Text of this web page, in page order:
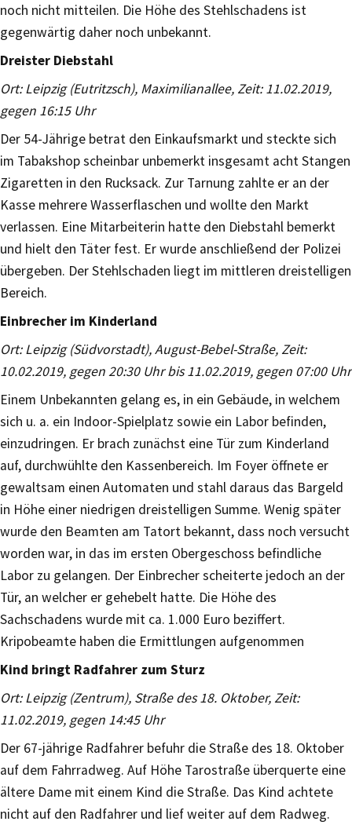
noch nicht mitteilen. Die Höhe des Stehlschadens ist
gegenwärtig daher noch unbekannt.
Dreister Diebstahl
Ort: Leipzig (Eutritzsch), Maximilianallee, Zeit: 11.02.2019,
gegen 16:15 Uhr
Der 54-Jährige betrat den Einkaufsmarkt und steckte sich
im Tabakshop scheinbar unbemerkt insgesamt acht Stangen
Zigaretten in den Rucksack. Zur Tarnung zahlte er an der
Kasse mehrere Wasserflaschen und wollte den Markt
verlassen. Eine Mitarbeiterin hatte den Diebstahl bemerkt
und hielt den Täter fest. Er wurde anschließend der Polizei
übergeben. Der Stehlschaden liegt im mittleren dreistelligen
Bereich.
Einbrecher im Kinderland
Ort: Leipzig (Südvorstadt), August-Bebel-Straße, Zeit:
10.02.2019, gegen 20:30 Uhr bis 11.02.2019, gegen 07:00 Uhr
Einem Unbekannten gelang es, in ein Gebäude, in welchem
sich u. a. ein Indoor-Spielplatz sowie ein Labor befinden,
einzudringen. Er brach zunächst eine Tür zum Kinderland
auf, durchwühlte den Kassenbereich. Im Foyer öffnete er
gewaltsam einen Automaten und stahl daraus das Bargeld
in Höhe einer niedrigen dreistelligen Summe. Wenig später
wurde den Beamten am Tatort bekannt, dass noch versucht
worden war, in das im ersten Obergeschoss befindliche
Labor zu gelangen. Der Einbrecher scheiterte jedoch an der
Tür, an welcher er gehebelt hatte. Die Höhe des
Sachschadens wurde mit ca. 1.000 Euro beziffert.
Kripobeamte haben die Ermittlungen aufgenommen
Kind bringt Radfahrer zum Sturz
Ort: Leipzig (Zentrum), Straße des 18. Oktober, Zeit:
11.02.2019, gegen 14:45 Uhr
Der 67-jährige Radfahrer befuhr die Straße des 18. Oktober
auf dem Fahrradweg. Auf Höhe Tarostraße überquerte eine
ältere Dame mit einem Kind die Straße. Das Kind achtete
nicht auf den Radfahrer und lief weiter auf dem Radweg.